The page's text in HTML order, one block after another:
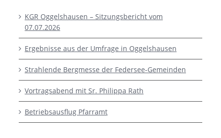
KGR Oggelshausen – Sitzungsbericht vom
07.07.2026
Ergebnisse aus der Umfrage in Oggelshausen
Strahlende Bergmesse der Federsee-Gemeinden
Vortragsabend mit Sr. Philippa Rath
Betriebsausflug Pfarramt